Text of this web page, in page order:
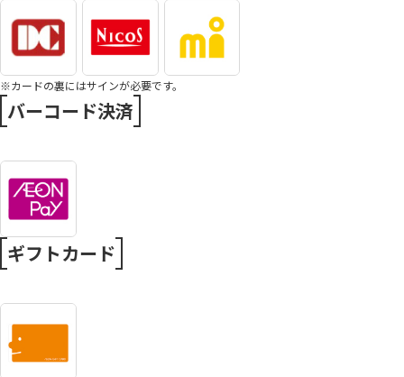
※カードの裏にはサインが必要です。
バーコード決済
ギフトカード